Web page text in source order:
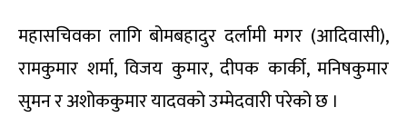
महासचिवका लागि बोमबहादुर दर्लामी मगर (आदिवासी),
रामकुमार शर्मा, विजय कुमार, दीपक कार्की, मनिषकुमार
सुमन र अशोककुमार यादवको उम्मेदवारी परेको छ ।